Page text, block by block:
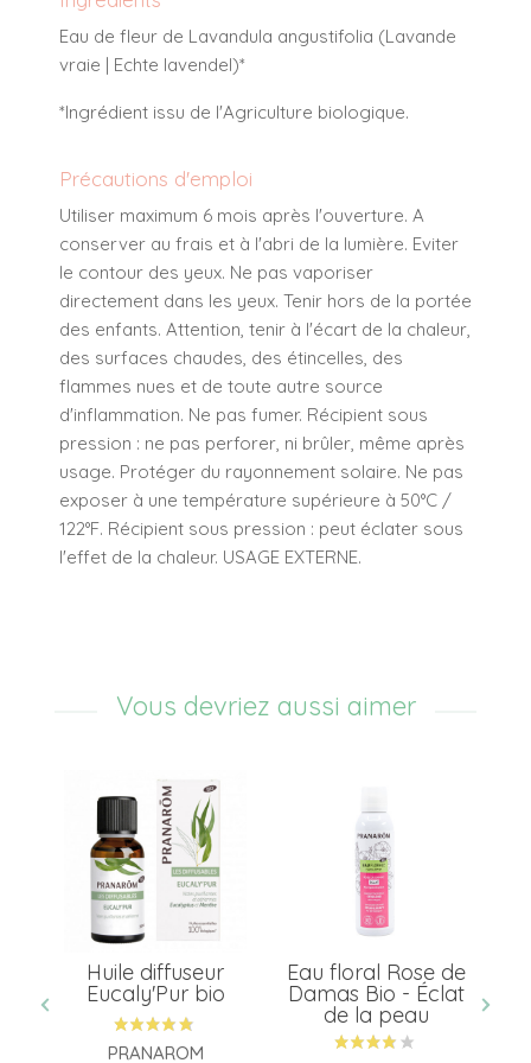
Eau de fleur de Lavandula angustifolia (Lavande
vraie | Echte lavendel)*
*Ingrédient issu de l'Agriculture biologique.
Précautions d'emploi
Utiliser maximum 6 mois après l'ouverture. A
conserver au frais et à l'abri de la lumière. Eviter
le contour des yeux. Ne pas vaporiser
directement dans les yeux. Tenir hors de la portée
des enfants. Attention, tenir à l'écart de la chaleur,
des surfaces chaudes, des étincelles, des
flammes nues et de toute autre source
d'inflammation. Ne pas fumer. Récipient sous
pression : ne pas perforer, ni brûler, même après
usage. Protéger du rayonnement solaire. Ne pas
exposer à une température supérieure à 50°C /
122°F. Récipient sous pression : peut éclater sous
l'effet de la chaleur. USAGE EXTERNE.
Vous devriez aussi aimer
Huile diffuseur
Eucaly'Pur bio
PRANAROM
Eau floral Rose de
Damas Bio - Éclat
de la peau